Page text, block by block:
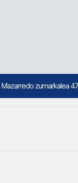
| Mazarredo zumarkalea